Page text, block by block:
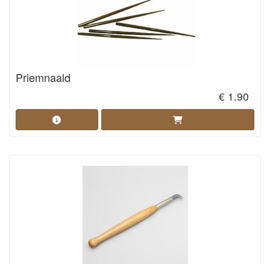
Priemnaald
€ 1.90